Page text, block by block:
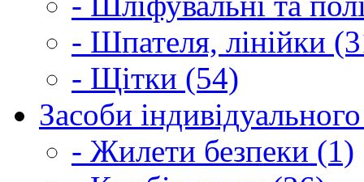
- Шпателя, лінійки
- Щітки (54)
Засоби
- Жилети безпеки (1)